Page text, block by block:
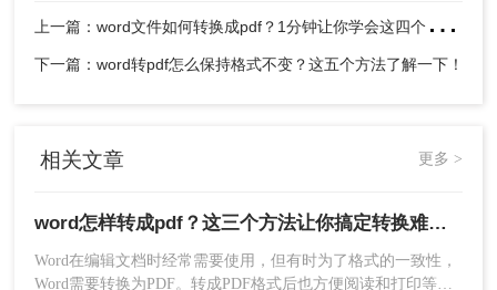
如果您需要进行更加灵活和复杂的PDF转换操作，
可以选择使用专业的软件工具。下面以转转大师转
换操作为例：
上
一篇：word文件如何转换成pdf？1分钟让你学会这四个好用方法，真的超简单！
下一篇：word转pdf怎么保持格式不变？这五个方法了解一下！
相关文章 更多 >
word怎样转成pdf？这三个方法让你搞定转换难题！
Word在编辑文档时经常需要使用，但有时为了格式的一致性，
Word需要转换为PDF。转成PDF格式后也方便阅读和打印等操